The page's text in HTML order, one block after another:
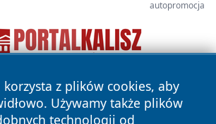
autopromocja
korzysta z plików cookies, aby
Używamy także plików
technologii od